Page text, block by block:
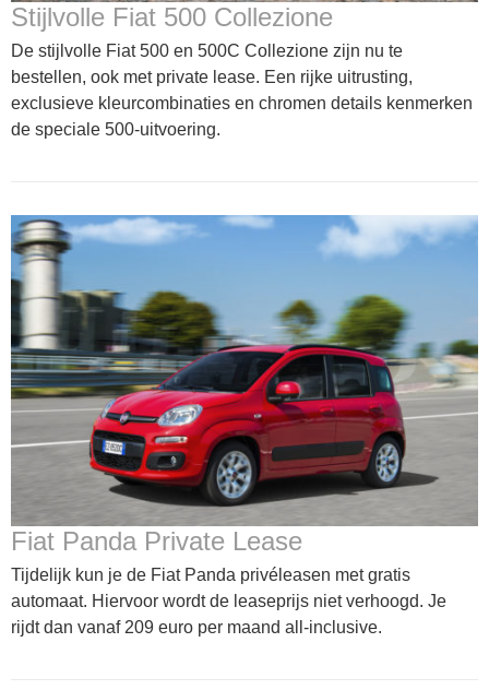
Stijlvolle Fiat 500 Collezione
De stijlvolle Fiat 500 en 500C Collezione zijn nu te
bestellen, ook met private lease. Een rijke uitrusting,
exclusieve kleurcombinaties en chromen details kenmerken
de speciale 500-uitvoering.
Fiat Panda Private Lease
Tijdelijk kun je de Fiat Panda privéleasen met gratis
automaat. Hiervoor wordt de leaseprijs niet verhoogd. Je
rijdt dan vanaf 209 euro per maand all-inclusive.